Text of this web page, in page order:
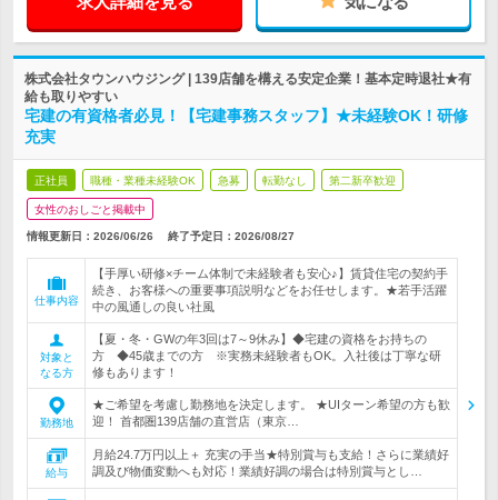
株式会社タウンハウジング | 139店舗を構える安定企業！基本定時退社★有
給も取りやすい
宅建の有資格者必見！【宅建事務スタッフ】★未経験OK！研修
充実
正社員 職種・業種未経験OK 急募 転勤なし 第二新卒歓迎
女性のおしごと掲載中
情報更新日：2026/06/26 終了予定日： 2026/08/27
仕事内容
【手厚い研修×チーム体制で未経験者も安心♪】賃貸住宅の契約手
続き、お客様への重要事項説明などをお任せします。★若手活躍
中の風通しの良い社風
対象と
なる方
【夏・冬・GWの年3回は7～9休み】◆宅建の資格をお持ちの
方 ◆45歳までの方 ※実務未経験者もOK。入社後は丁寧な研
修もあります！
勤務地
★ご希望を考慮し勤務地を決定します。 ★UIターン希望の方も歓
迎！ 首都圏139店舗の直営店（東京…
給与
月給24.7万円以上＋ 充実の手当★特別賞与も支給！さらに業績好
調及び物価変動へも対応！業績好調の場合は特別賞与とし…